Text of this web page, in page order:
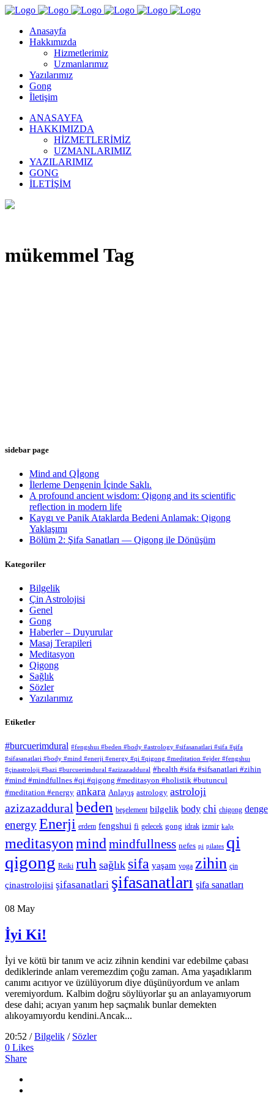
Anasayfa
Hakkımızda
Hizmetlerimiz
Uzmanlarımız
Yazılarımız
Gong
İletişim
ANASAYFA
HAKKIMIZDA
HIZMETLERIMIZ
UZMANLARIMIZ
YAZILARIMIZ
GONG
İLETIŞIM
mükemmel Tag
sidebar page
Mind and Qİgong
İlerleme Dengenin İçinde Saklı.
A profound ancient wisdom: Qigong and its scientific
reflection in modern life
Kaygı ve Panik Ataklarda Bedeni Anlamak: Qigong
Yaklaşımı
Bölüm 2: Şifa Sanatları — Qigong ile Dönüşüm
Kategoriler
Bilgelik
Çin Astrolojisi
Genel
Gong
Haberler – Duyurular
Masaj Terapileri
Meditasyon
Qigong
Sağlık
Sözler
Yazılarımız
Etiketler
#burcuerimdural #fengshuı #beden #body #astrology #sifasanatlari #sifa #şifa
#sifasanatlari #body #mind #enerji #energy #qi #qigong #meditation #ejder #fengshuı
#çinastroloji #bazi #burcuerimdural #azizazaddural #health #sifa #sifsanatlari #zihin
#mind #mindfullnes #qi #qigong #meditasyon #holistik #butuncul
#meditation #energy ankara Anlayış astrology astroloji
azizazaddural beden beşelement bilgelik body chi chigong denge
energyEnerji erdem fengshui fi gelecek gong idrak izmir kalp
meditasyonmind mindfullness nefes pi pilates qi
qigong Reiki ruh sağlık sifa yaşam yoga zihin çin
çinastrolojisi şifasanatlari şifasanatları şifa sanatları
08 May
İyi Ki!
İyi ve kötü bir tanım ve aciz zihnin kendini var edebilme çabası
dediklerinde anlam veremezdim çoğu zaman. Ama yaşadıklarım
canımı acıtıyor ve üzülüyorum diye düşünüyordum ve anlam
veremiyordum. Kalbim doğru söylüyorlar şu an anlayamıyorum
dese dahi; acıyan yanım hep saçmalık bunlar demekten
alıkoyamıyordu kendini.Ancak...
20:52 /Bilgelik / Sözler
0 Likes
Share